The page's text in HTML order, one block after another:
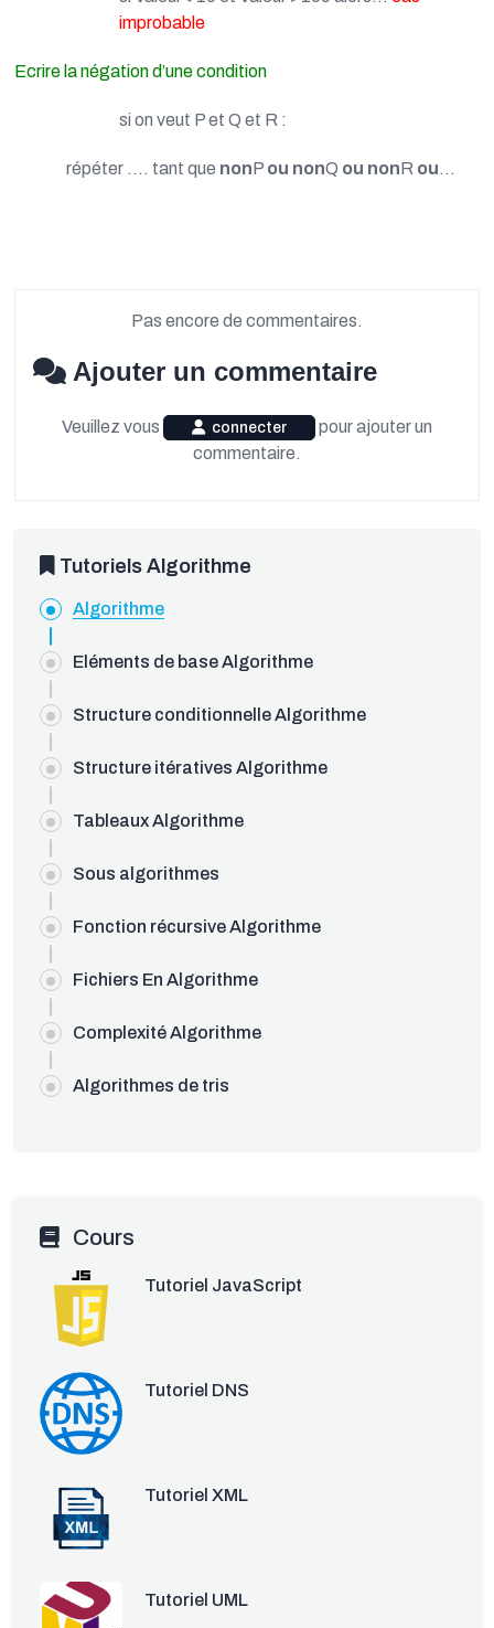
improbable
Ecrire la négation d’une condition
si on veut P et Q et R :
répéter …. tant que nonP ou nonQ ou nonR ou…
Pas encore de commentaires.
Ajouter un commentaire
Veuillez vous connecter
pour ajouter un
commentaire.
Tutoriels Algorithme
Algorithme
Eléments de base Algorithme
Structure conditionnelle Algorithme
Structure itératives Algorithme
Tableaux Algorithme
Sous algorithmes
Fonction récursive Algorithme
Fichiers En Algorithme
Complexité Algorithme
Algorithmes de tris
Cours
Tutoriel JavaScript
Tutoriel DNS
Tutoriel XML
Tutoriel UML